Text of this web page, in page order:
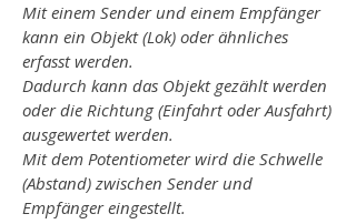
Mit einem Sender und einem Empfänger
kann ein Objekt (Lok) oder ähnliches
erfasst werden.
Dadurch kann das Objekt gezählt werden
oder die Richtung (Einfahrt oder Ausfahrt)
ausgewertet werden.
Mit dem Potentiometer wird die Schwelle
(Abstand) zwischen Sender und
Empfänger eingestellt.